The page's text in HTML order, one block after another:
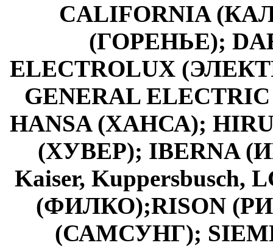
CALIFORNIA
(ГОРЕНЬЕ);
ELECTROLUX
GENERAL
HANSA (ХАНСА);
(ХУВЕР); IBERNA
Kaiser,
(ФИЛКО);RISON
(САМСУНГ);